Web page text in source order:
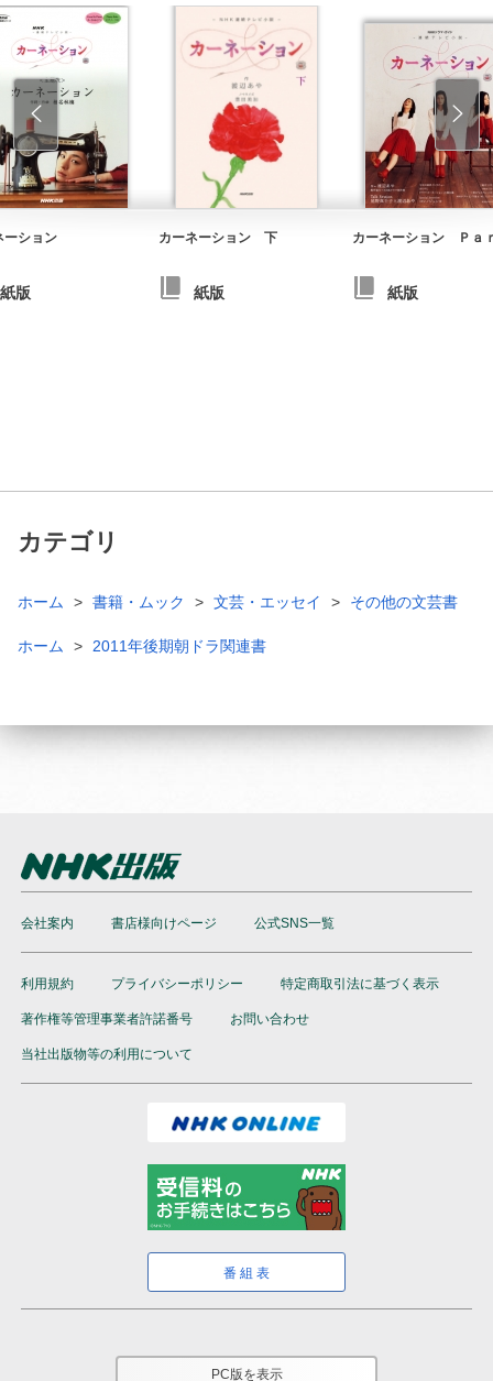
ーション
紙版
カーネーション 下
紙版
カーネーション Ｐａ
紙版
カテゴリ
ホーム 書籍・ムック 文芸・エッセイ その他の文芸書
ホーム 2011年後期朝ドラ関連書
会社案内 書店様向けページ 公式SNS一覧
利用規約 プライバシーポリシー 特定商取引法に基づく表示
著作権等管理事業者許諾番号 お問い合わせ
当社出版物等の利用について
番組表
PC版を表示